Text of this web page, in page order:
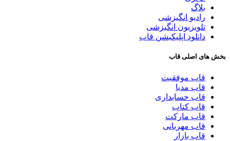
بلاگ
رادیو انگیزشی
تلویزیون انگیزشی
دانلود اپلیکیشن قاب
بخش های اصلی قاب
قاب موفقیت
قاب مدیا
قاب حسابداری
قاب کتاب
قاب مارکت
قاب مهربانی
قاب بازار